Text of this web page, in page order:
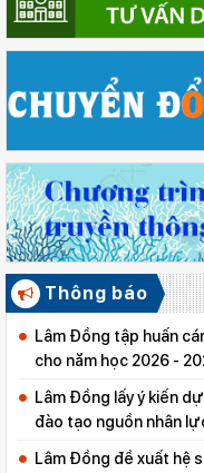
Thông báo
Lâm Đồng tập huấn
cho năm học 2026 -
Lâm Đồng lấy ý kiến
đào tạo nguồn nhân
Lâm Đồng đề xuất hệ